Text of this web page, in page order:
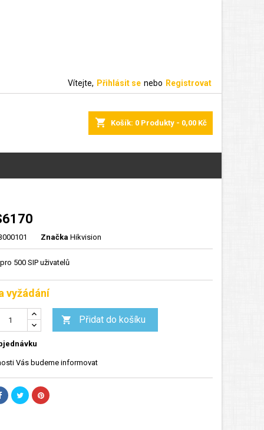
Vítejte, Přihlásit se nebo Registrovat
shopping_cart Košík: 0 Produkty - 0,00 Kč
Značka Hikvision
500 SIP uživatelů
vyžádání
 Přidat do košíku
Vás budeme informovat